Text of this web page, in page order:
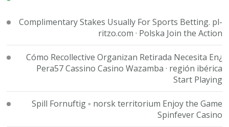
Complimentary Stakes Usually For Sports Betting. pl-
ritzo.com · Polska Join the Action
¿Cómo Recollective Organizan Retirada Necesita En
Pera57 Cassino Casino Wazamba · región ibérica
Start Playing
Spill Fornuftig ◦ norsk territorium Enjoy the Game
Spinfever Casino